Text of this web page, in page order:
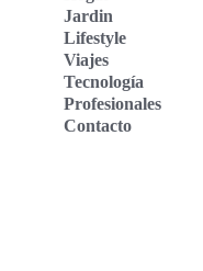
Jardin
Lifestyle
Viajes
Tecnología
Profesionales
Contacto